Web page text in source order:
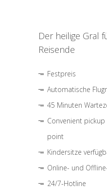
Der heilige Gral
Reisende
Festpreis
Automatische
45 Minuten
Convenient
point
Kindersitze
Online- und
24/7-Hotline